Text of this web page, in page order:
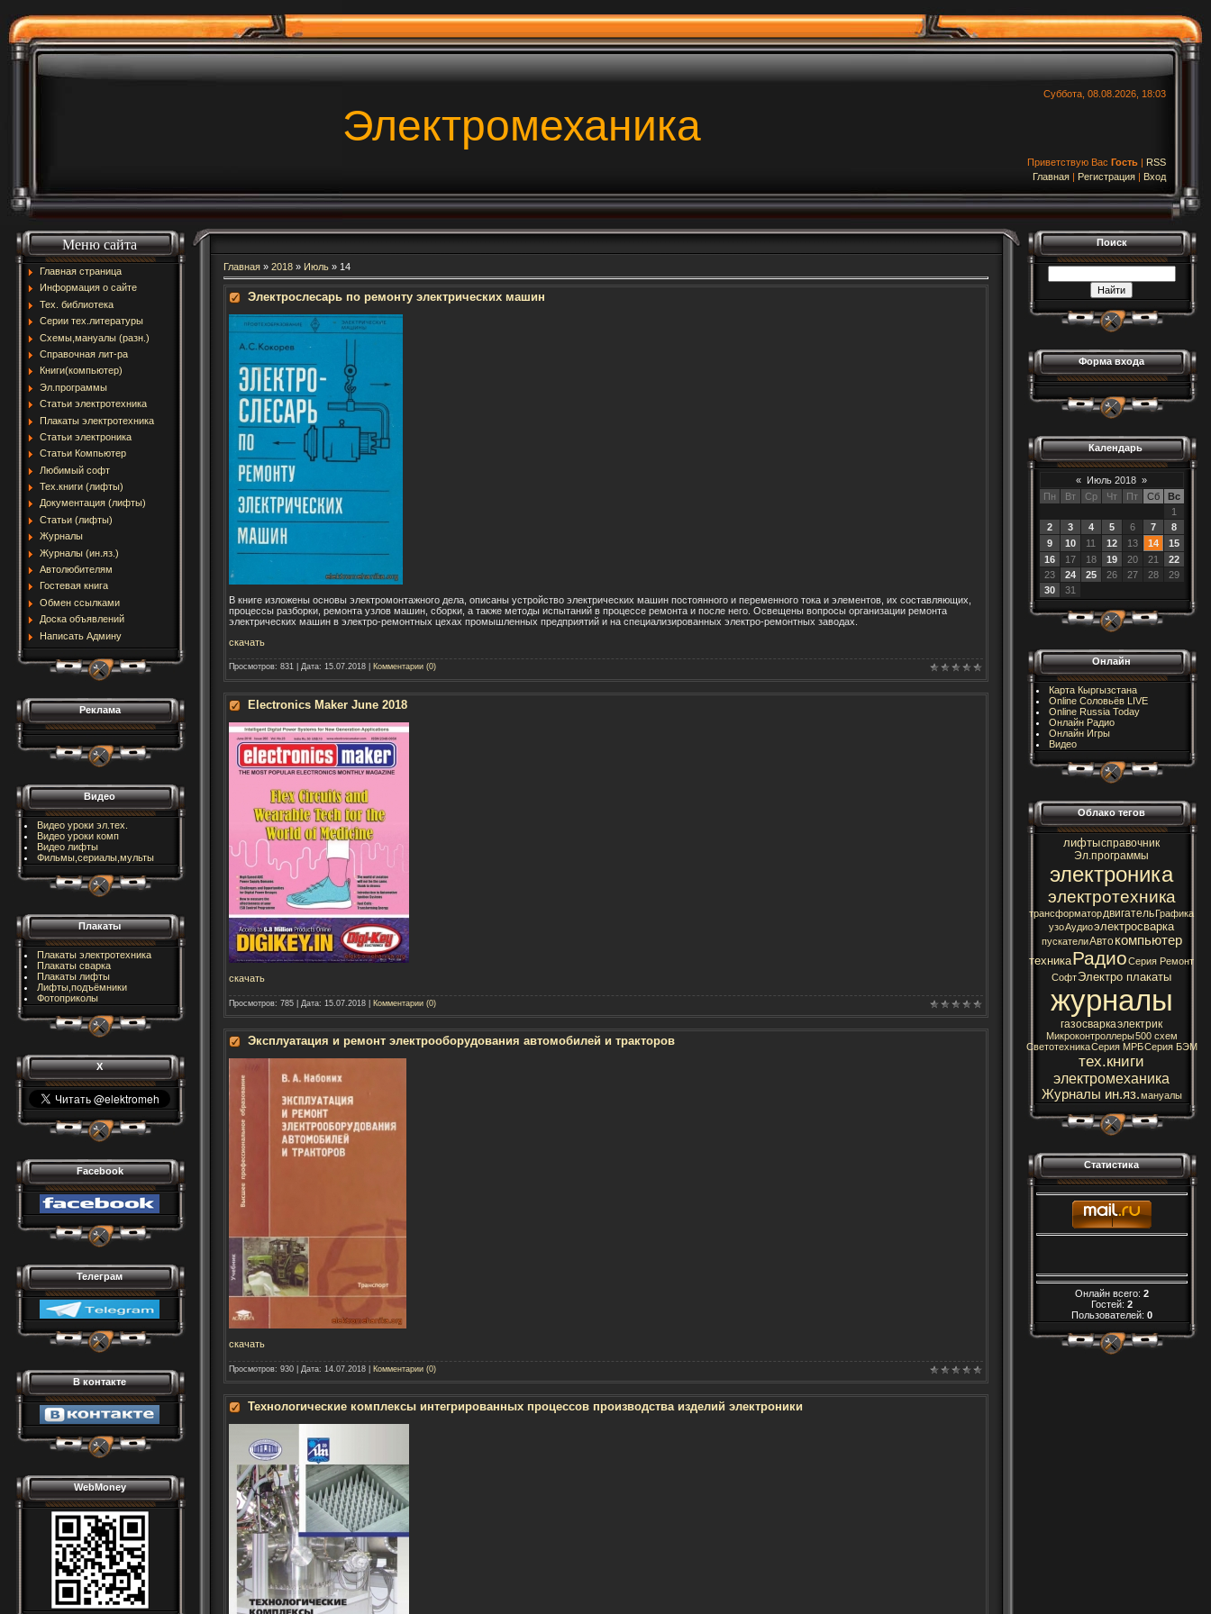
Суббота, 08.08.2026, 18:03
Электромеханика
Приветствую Вас Гость | RSS
Главная | Регистрация | Вход
Меню сайта
Главная страница
Информация о сайте
Тех. библиотека
Серии тех.литературы
Схемы,мануалы (разн.)
Справочная лит-ра
Книги(компьютер)
Эл.программы
Статьи электротехника
Плакаты электротехника
Статьи электроника
Статьи Компьютер
Любимый софт
Тех.книги (лифты)
Документация (лифты)
Статьи (лифты)
Журналы
Журналы (ин.яз.)
Автолюбителям
Гостевая книга
Обмен ссылками
Доска объявлений
Написать Админу
Реклама
Видео
Видео уроки эл.тех.
Видео уроки комп
Видео лифты
Фильмы,сериалы,мульты
Плакаты
Плакаты электротехника
Плакаты сварка
Плакаты лифты
Лифты,подъёмники
Фотоприколы
X
Facebook
Телеграм
В контакте
WebMoney
Главная» 2018 » Июль » 14
Электрослесарь по ремонту электрических машин
В книге изложены основы электромонтажного дела, описаны устройство электрических машин постоянного и переменного тока и элементов, их составляющих,
процессы разборки, ремонта узлов машин, сборки, а также методы испытаний в процессе ремонта и после него. Освещены вопросы организации ремонта
электрических машин в электро-ремонтных цехах промышленных предприятий и на специализированных электро-ремонтных заводах.
скачать
Просмотров: 831| Дата: 15.07.2018 Комментарии (0)
Electronics Maker June 2018
скачать
Просмотров: 785| Дата: 15.07.2018 Комментарии (0)
Эксплуатация и ремонт электрооборудования автомобилей и тракторов
скачать
Просмотров: 930| Дата: 14.07.2018 Комментарии (0)
Технологические комплексы интегрированных процессов производства изделий электроники
Поиск
Форма входа
Календарь
« Июль 2018 »
Пн
Вт Ср Чт Пт Сб
Вс
1
2
3 4 5 6 7
8
9
10 11 12 13 14
15
16
17 18 19 20 21
22
23
24 25 26 27 28
29
30
31
Онлайн
Карта Кыргызстана
Online Соловьёв LIVE
Online Russia Today
Онлайн Радио
Онлайн Игры
Видео
Облако тегов
лифтысправочник
Эл.программы
электроника
электротехника
трансформатордвигательГрафика
узоАудиоэлектросварка
пускателиАвтокомпьютер
техникаРадиоСерия Ремонт
СофтЭлектро плакаты
журналы
газосваркаэлектрик
Микроконтроллеры500 схем
СветотехникаСерия МРБСерия БЭМ
тех.книги
электромеханика
Журналы ин.яз.мануалы
Статистика
Онлайн всего: 2
Гостей: 2
Пользователей: 0